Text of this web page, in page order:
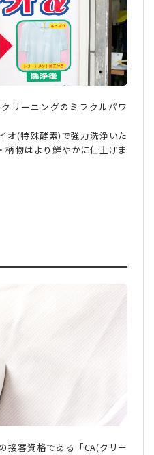
リーニングのミラクルパワ
オ(特殊酵素)で強力洗浄いた
柄物はより鮮やかに仕上げま
接客資格である「CA(クリー